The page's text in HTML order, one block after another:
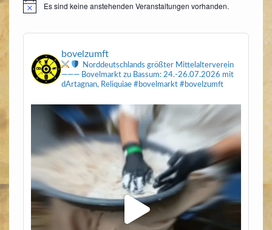
HinweisEs sind keine anstehenden Veranstaltungen vorhanden.
bovelzumft
Norddeutschlands größter Mittelalterverein
——— Bovelmarkt zu Bassum: 24.-26.07.2026 mit
dArtagnan, Reliquiae#bovelmarkt #bovelzumft